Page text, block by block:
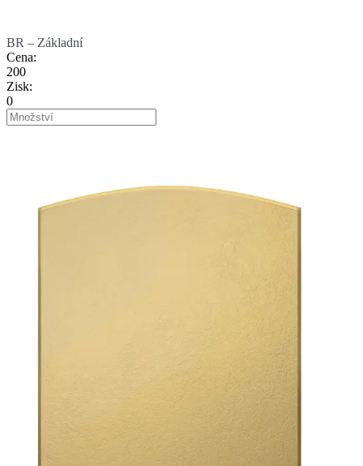
BR – Základní
Cena:
200
Zisk:
0